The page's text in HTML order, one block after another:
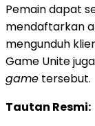
Pemain dapat
mendaftarkan
mengunduh
Game Unite
game tersebut.
Tautan Resmi: